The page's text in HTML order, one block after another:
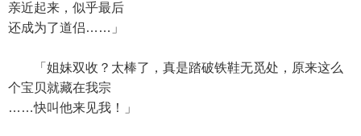
亲近起来，似乎最后
还成为了道侣……」
「姐妹双收？太棒了，真是踏破铁鞋无觅处，原来这么
个宝贝就藏在我宗
……快叫他来见我！」